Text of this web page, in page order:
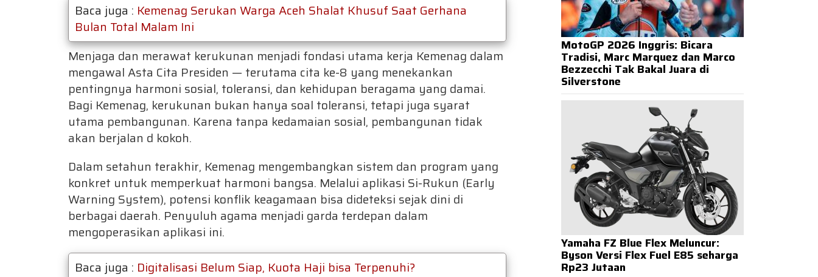
Baca juga : Kemenag Serukan Warga Aceh Shalat Khusuf Saat Gerhana
Bulan Total Malam Ini
Menjaga dan merawat kerukunan menjadi fondasi utama kerja Kemenag dalam
mengawal Asta Cita Presiden — terutama cita ke-8 yang menekankan
pentingnya harmoni sosial, toleransi, dan kehidupan beragama yang damai.
Bagi Kemenag, kerukunan bukan hanya soal toleransi, tetapi juga syarat
utama pembangunan. Karena tanpa kedamaian sosial, pembangunan tidak
akan berjalan d kokoh.
Dalam setahun terakhir, Kemenag mengembangkan sistem dan program yang
konkret untuk memperkuat harmoni bangsa. Melalui aplikasi Si-Rukun (Early
Warning System), potensi konflik keagamaan bisa dideteksi sejak dini di
berbagai daerah. Penyuluh agama menjadi garda terdepan dalam
mengoperasikan aplikasi ini.
Baca juga : Digitalisasi Belum Siap, Kuota Haji bisa Terpenuhi?
MotoGP 2026 Inggris: Bicara
Tradisi, Marc Marquez dan Marco
Bezzecchi Tak Bakal Juara di
Silverstone
Yamaha FZ Blue Flex Meluncur:
Byson Versi Flex Fuel E85 seharga
Rp23 Jutaan